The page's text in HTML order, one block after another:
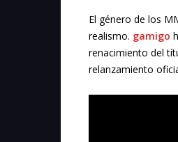
El género de los
realismo. gamigo
renacimiento del
relanzamiento